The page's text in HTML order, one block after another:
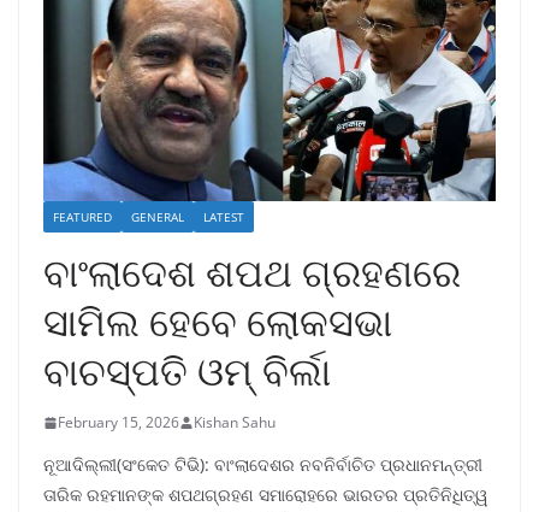
FEATURED GENERAL LATEST
ବାଂଲାଦେଶ ଶପଥ ଗ୍ରହଣରେ
ସାମିଲ ହେବେ ଲୋକସଭା
ବାଚସ୍ପତି ଓମ୍ ବିର୍ଲା
February 15, 2026 Kishan Sahu
ନୂଆଦିଲ୍ଲୀ(ସଂକେତ ଟିଭି): ବାଂଲାଦେଶର ନବନିର୍ବାଚିତ ପ୍ରଧାନମନ୍ତ୍ରୀ
ତାରିକ ରହମାନଙ୍କ ଶପଥଗ୍ରହଣ ସମାରୋହରେ ଭାରତର ପ୍ରତିନିଧିତ୍ୱ